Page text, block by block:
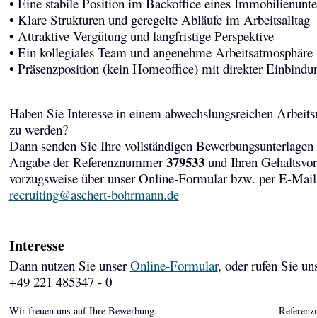
• Klare Strukturen und geregelte Abläufe im Arbeitsalltag
• Attraktive Vergütung und langfristige Perspektive
• Ein kollegiales Team und angenehme Arbeitsatmosphäre
• Präsenzposition (kein Homeoffice) mit direkter
Haben Sie Interesse in einem abwechslungsreichen
zu werden?
Dann senden Sie Ihre vollständigen Bewerbungsunterlagen
Angabe der Referenznummer379533und Ihren
vorzugsweise über unser Online-Formular bzw. per E-
recruiting@aschert-bohrmann.de
Interesse
Dann nutzen Sie unserOnline-Formular, oder rufen Sie
+49 221 485347 - 0
Wir freuen uns auf Ihre Bewerbung.